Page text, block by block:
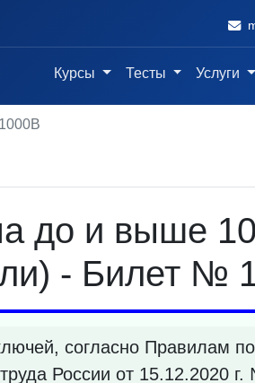
Курсы Тесты Услуги
до и выше
- Билет №
согласно Правилам
России от 15.12.2020